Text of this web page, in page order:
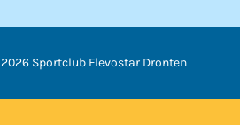
2026 Sportclub Flevostar Dronten